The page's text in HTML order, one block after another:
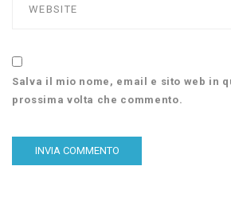
Salva il mio nome, email e sito web in
prossima volta che commento.